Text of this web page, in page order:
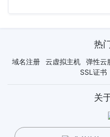
热
域名注册 云虚拟主机 弹性云
SSL证书
关